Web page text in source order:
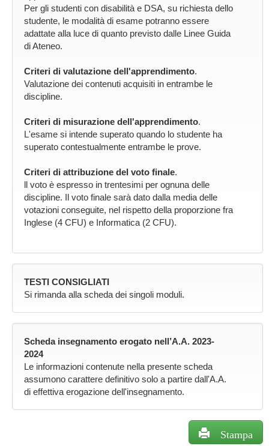
Per gli studenti con disabilità e DSA, su richiesta dello
studente, le modalità di esame potranno essere
adattate alla luce di quanto previsto dalle Linee Guida
di Ateneo.
Criteri di valutazione dell'apprendimento.
Valutazione dei contenuti acquisiti in entrambe le
discipline.
Criteri di misurazione dell'apprendimento.
L'esame si intende superato quando lo studente ha
superato contestualmente entrambe le prove.
Criteri di attribuzione del voto finale.
ll voto è espresso in trentesimi per ognuna delle
discipline. Il voto finale sarà dato dalla media delle
votazioni conseguite, nel rispetto della proporzione fra
Inglese (4 CFU) e Informatica (2 CFU).
TESTI CONSIGLIATI
Si rimanda alla scheda dei singoli moduli.
Scheda insegnamento erogato nell’A.A. 2023-
2024
Le informazioni contenute nella presente scheda
assumono carattere definitivo solo a partire dall'A.A.
di effettiva erogazione dell'insegnamento.
Stampa